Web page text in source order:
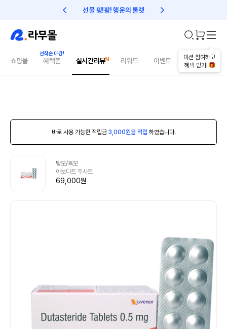
선물 팡!팡! 행운의 룰렛 친구초대 1만원 리워드!
미션 참여하고
혜택 받기!
쇼핑몰 혜택존 실시간리뷰 리워드 이벤트 건강매거진
바로 사용 가능한 적립금 3,000원을 적립 하였습니다.
탈모/육모
아보다트 두사트
69,000원